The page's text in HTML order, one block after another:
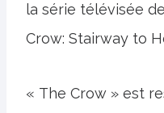
la série télévisée
Crow: Stairway to
« The Crow » est